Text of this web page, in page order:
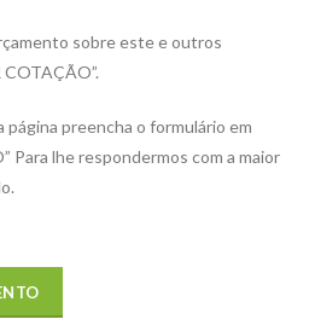
sobre este e outros
página preencha o formulário em
Para lhe respondermos com a maior